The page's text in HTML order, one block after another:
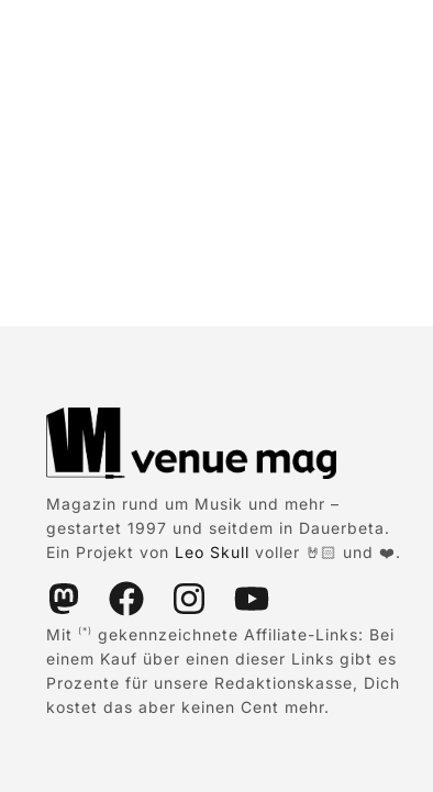
Magazin rund um Musik und mehr –
gestartet 1997 und seitdem in Dauerbeta.
Ein Projekt von Leo Skull voller 🤘🏻 und ❤️.
Mit (*)
gekennzeichnete Affiliate-Links: Bei
einem Kauf über einen dieser Links gibt es
Prozente für unsere Redaktionskasse, Dich
kostet das aber keinen Cent mehr.